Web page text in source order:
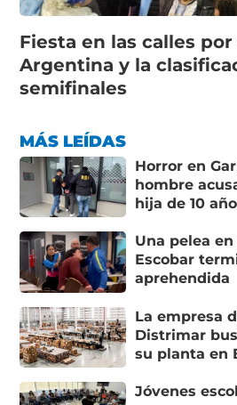
Fiesta en las calles
Argentina y la
semifinales
MÁS LEÍDAS
Horror en
hombre
hija de 10
Una pelea en
Escobar
aprehendida
La empresa
Distrimar
su planta en
Jóvenes